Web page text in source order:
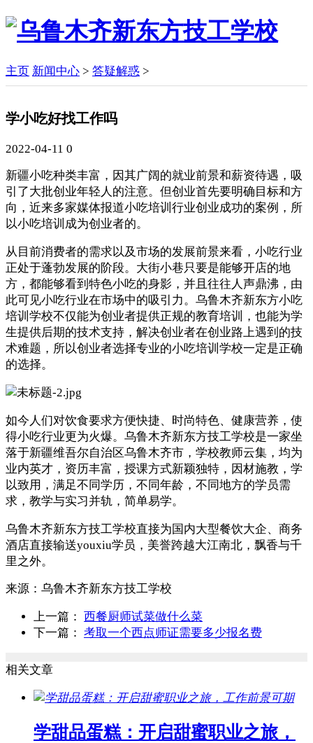
主页 新闻中心 > 答疑解惑 >
学小吃好找工作吗
2022-04-11 0
新疆小吃种类丰富，因其广阔的就业前景和薪资待遇，吸
引了大批创业年轻人的注意。但创业首先要明确目标和方
向，近来多家媒体报道小吃培训行业创业成功的案例，所
以小吃培训成为创业者的。
从目前消费者的需求以及市场的发展前景来看，小吃行业
正处于蓬勃发展的阶段。大街小巷只要是能够开店的地
方，都能够看到特色小吃的身影，并且往往人声鼎沸，由
此可见小吃行业在市场中的吸引力。乌鲁木齐新东方小吃
培训学校不仅能为创业者提供正规的教育培训，也能为学
生提供后期的技术支持，解决创业者在创业路上遇到的技
术难题，所以创业者选择专业的小吃培训学校一定是正确
的选择。
如今人们对饮食要求方便快捷、时尚特色、健康营养，使
得小吃行业更为火爆。乌鲁木齐新东方技工学校是一家坐
落于新疆维吾尔自治区乌鲁木齐市 ，学校教师云集，均为
业内英才，资历丰富，授课方式新颖独特，因材施教，学
以致用，满足不同学历，不同年龄，不同地方的学员需
求，教学与实习并轨，简单易学。
乌鲁木齐新东方技工学校直接为国内大型餐饮大企、商务
酒店直接输送youxiu学员，美誉跨越大江南北，飘香与千
里之外。
来源： 乌鲁木齐新东方技工学校
上一篇： 西餐厨师试菜做什么菜
下一篇： 考取一个西点师证需要多少报名费
相关文章
学甜品蛋糕：开启甜蜜职业之旅，